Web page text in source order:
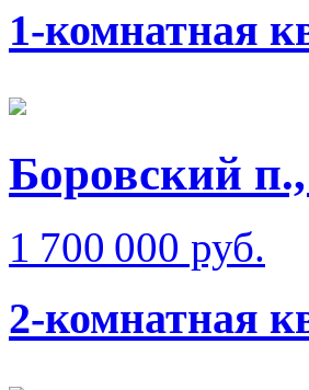
1-комнатная
Боровский
1 700 000 руб.
2-комнатная